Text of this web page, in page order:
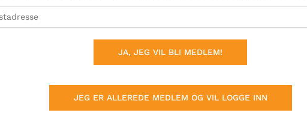
JA, JEG VIL BLI MEDLEM!
JEG ER ALLEREDE MEDLEM OG VIL LOGGE INN